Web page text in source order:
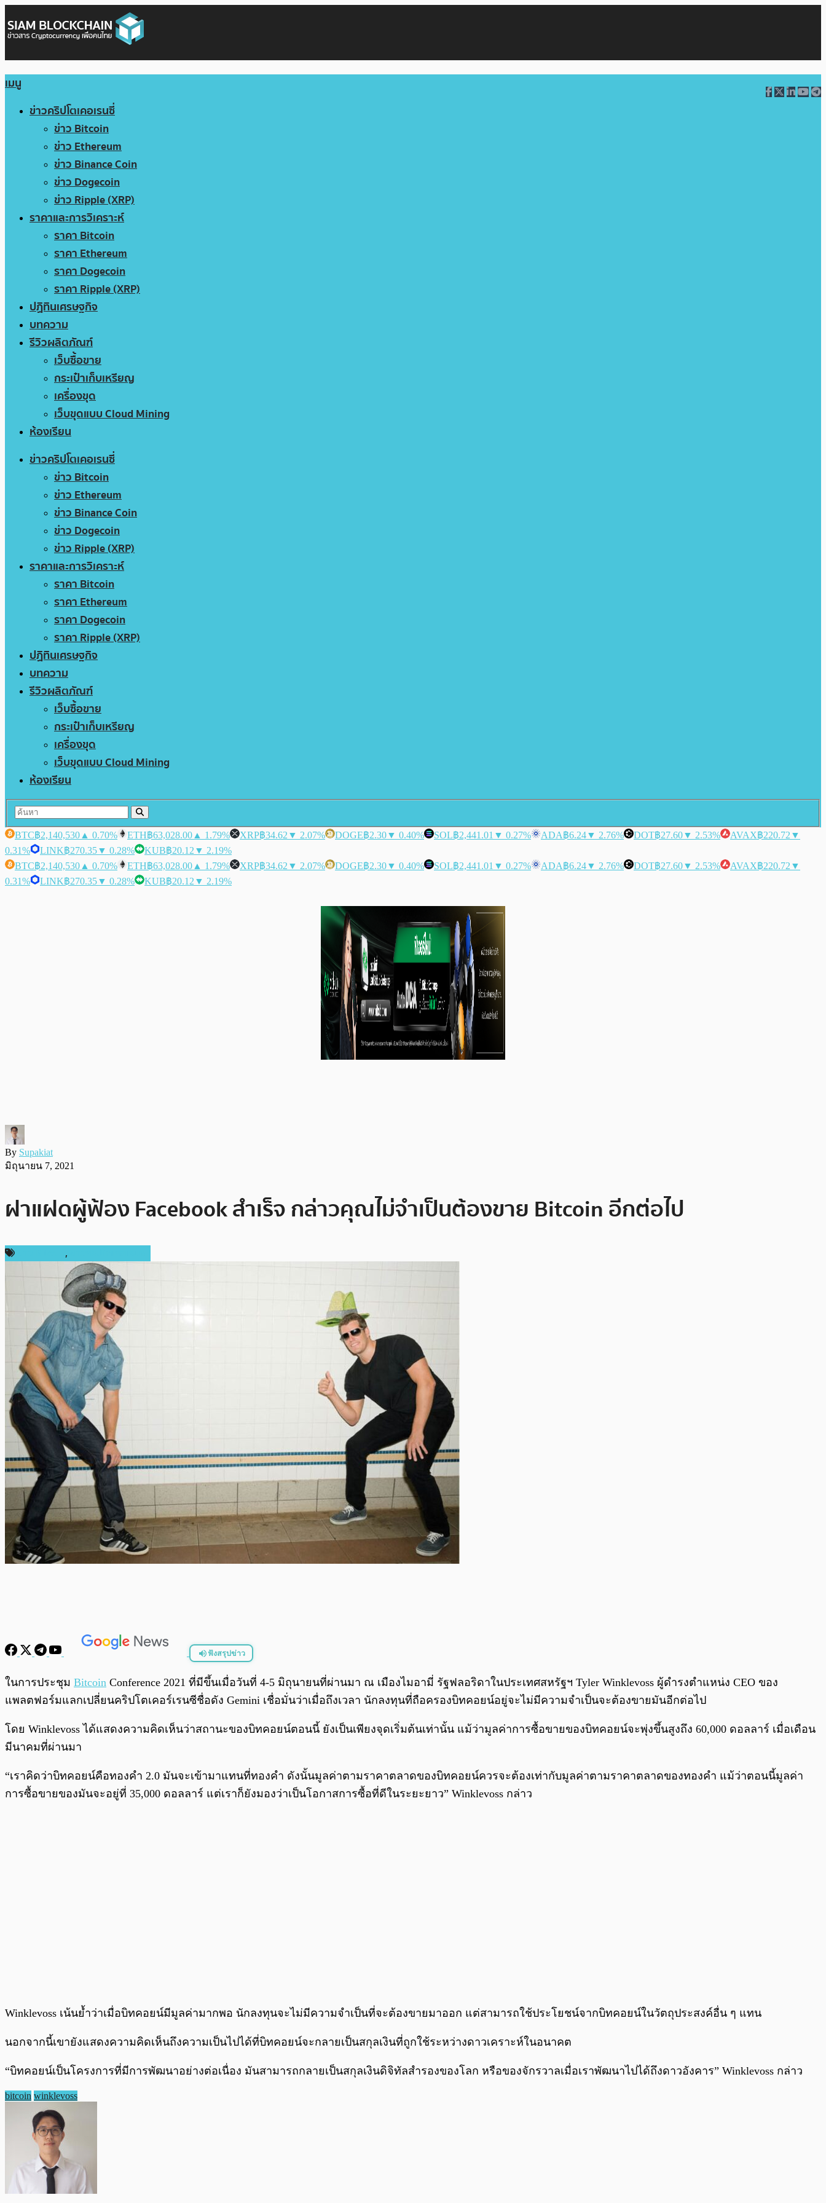
เมนู
ข่าวคริปโตเคอเรนซี่
ข่าว Bitcoin
ข่าว Ethereum
ข่าว Binance Coin
ข่าว Dogecoin
ข่าว Ripple (XRP)
ราคาและการวิเคราะห์
ราคา Bitcoin
ราคา Ethereum
ราคา Dogecoin
ราคา Ripple (XRP)
ปฏิทินเศรษฐกิจ
บทความ
รีวิวผลิตภัณฑ์
เว็บซื้อขาย
กระเป๋าเก็บเหรียญ
เครื่องขุด
เว็บขุดแบบ Cloud Mining
ห้องเรียน
ข่าวคริปโตเคอเรนซี่
ข่าว Bitcoin
ข่าว Ethereum
ข่าว Binance Coin
ข่าว Dogecoin
ข่าว Ripple (XRP)
ราคาและการวิเคราะห์
ราคา Bitcoin
ราคา Ethereum
ราคา Dogecoin
ราคา Ripple (XRP)
ปฏิทินเศรษฐกิจ
บทความ
รีวิวผลิตภัณฑ์
เว็บซื้อขาย
กระเป๋าเก็บเหรียญ
เครื่องขุด
เว็บขุดแบบ Cloud Mining
ห้องเรียน
BTC฿2,140,530 ▲ 0.70% ETH฿63,028.00 ▲ 1.79% XRP฿34.62 ▼ 2.07% DOGE฿2.30▼ 0.40% SOL฿2,441.01 ▼ 0.27% ADA฿6.24▼ 2.76% DOT฿27.60▼ 2.53% AVAX฿220.72 ▼
0.31%
LINK฿270.35▼ 0.28% KUB฿20.12 ▼ 2.19%
BTC฿2,140,530 ▲ 0.70% ETH฿63,028.00 ▲ 1.79% XRP฿34.62 ▼ 2.07% DOGE฿2.30▼ 0.40% SOL฿2,441.01 ▼ 0.27% ADA฿6.24▼ 2.76% DOT฿27.60▼ 2.53% AVAX฿220.72 ▼
0.31%
LINK฿270.35▼ 0.28% KUB฿20.12 ▼ 2.19%
By Supakiat
มิถุนายน 7, 2021
ฝาแฝดผู้ฟ้อง Facebook สำเร็จ กล่าวคุณไม่จำเป็นต้องขาย Bitcoin อีกต่อไป
,
ฟังสรุปข่าว
พร้อมเล่น 0:00/
ในการประชุม Bitcoin Conference 2021 ที่มีขึ้นเมื่อวันที่ 4-5 มิถุนายนที่ผ่านมา ณ เมืองไมอามี่ รัฐฟลอริดาในประเทศสหรัฐฯ Tyler Winklevoss ผู้ดำรงตำแหน่ง CEO ของ
แพลตฟอร์มแลกเปลี่ยนคริปโตเคอร์เรนซีชื่อดัง Gemini เชื่อมั่นว่าเมื่อถึงเวลา นักลงทุนที่ถือครองบิทคอยน์อยู่จะไม่มีความจำเป็นจะต้องขายมันอีกต่อไป
โดย Winklevoss ได้แสดงความคิดเห็นว่าสถานะของบิทคอยน์ตอนนี้ ยังเป็นเพียงจุดเริ่มต้นเท่านั้น แม้ว่ามูลค่าการซื้อขายของบิทคอยน์จะพุ่งขึ้นสูงถึง 60,000 ดอลลาร์ เมื่อเดือน
มีนาคมที่ผ่านมา
“เราคิดว่าบิทคอยน์คือทองคำ 2.0 มันจะเข้ามาแทนที่ทองคำ ดังนั้นมูลค่าตามราคาตลาดของบิทคอยน์ควรจะต้องเท่ากับมูลค่าตามราคาตลาดของทองคำ แม้ว่าตอนนี้มูลค่า
การซื้อขายของมันจะอยู่ที่ 35,000 ดอลลาร์ แต่เราก็ยังมองว่าเป็นโอกาสการซื้อที่ดีในระยะยาว” Winklevoss กล่าว
Winklevoss เน้นย้ำว่าเมื่อบิทคอยน์มีมูลค่ามากพอ นักลงทุนจะไม่มีความจำเป็นที่จะต้องขายมาออก แต่สามารถใช้ประโยชน์จากบิทคอยน์ในวัตถุประสงค์อื่น ๆ แทน
นอกจากนี้เขายังแสดงความคิดเห็นถึงความเป็นไปได้ที่บิทคอยน์จะกลายเป็นสกุลเงินที่ถูกใช้ระหว่างดาวเคราะห์ในอนาคต
“บิทคอยน์เป็นโครงการที่มีการพัฒนาอย่างต่อเนื่อง มันสามารถกลายเป็นสกุลเงินดิจิทัลสำรองของโลก หรือของจักรวาลเมื่อเราพัฒนาไปได้ถึงดาวอังคาร” Winklevoss กล่าว
bitcoin winklevoss